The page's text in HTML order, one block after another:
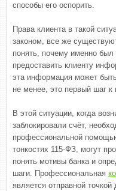
способы его оспорить.
Права клиента в такой
законом, все же
понять, почему именно был
предоставить клиенту
эта информация может
не менее, это первый шаг к
В этой ситуации, когда
заблокировали счёт,
профессиональной
тонкостях 115-ФЗ, могут
понять мотивы банка и
шаги. Профессиональная
является отправной